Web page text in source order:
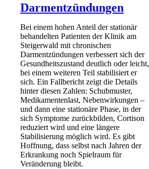
Darmentzündungen
Bei einem hohen Anteil der stationär
behandelten Patienten der Klinik am
Steigerwald mit chronischen
Darmentzündungen verbessert sich der
Gesundheitszustand deutlich oder leicht,
bei einem weiteren Teil stabilisiert er
sich. Ein Fallbericht zeigt die Details
hinter diesen Zahlen: Schubmuster,
Medikamentenlast, Nebenwirkungen –
und dann eine stationäre Phase, in der
sich Symptome zurückbilden, Cortison
reduziert wird und eine längere
Stabilisierung möglich wird. Es gibt
Hoffnung, dass selbst nach Jahren der
Erkrankung noch Spielraum für
Veränderung bleibt.